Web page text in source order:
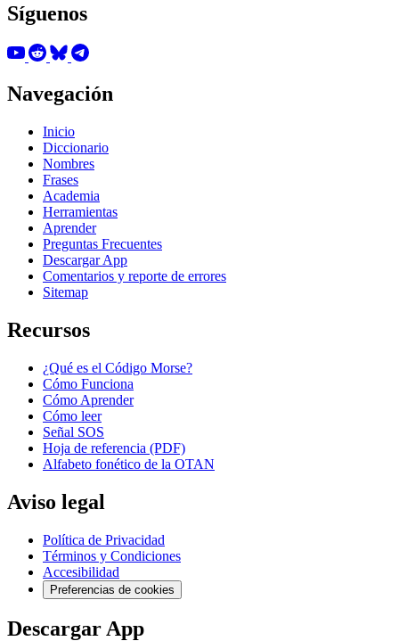
Síguenos
Navegación
Inicio
Diccionario
Nombres
Frases
Academia
Herramientas
Aprender
Preguntas Frecuentes
Descargar App
Comentarios y reporte de errores
Sitemap
Recursos
¿Qué es el Código Morse?
Cómo Funciona
Cómo Aprender
Cómo leer
Señal SOS
Hoja de referencia (PDF)
Alfabeto fonético de la OTAN
Aviso legal
Política de Privacidad
Términos y Condiciones
Accesibilidad
Preferencias de cookies
Descargar App